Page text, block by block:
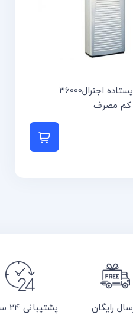
کولرگازی ایستاده اجنرال36000
کم مصرف
رایگان پشتیبانی 24 ساعته